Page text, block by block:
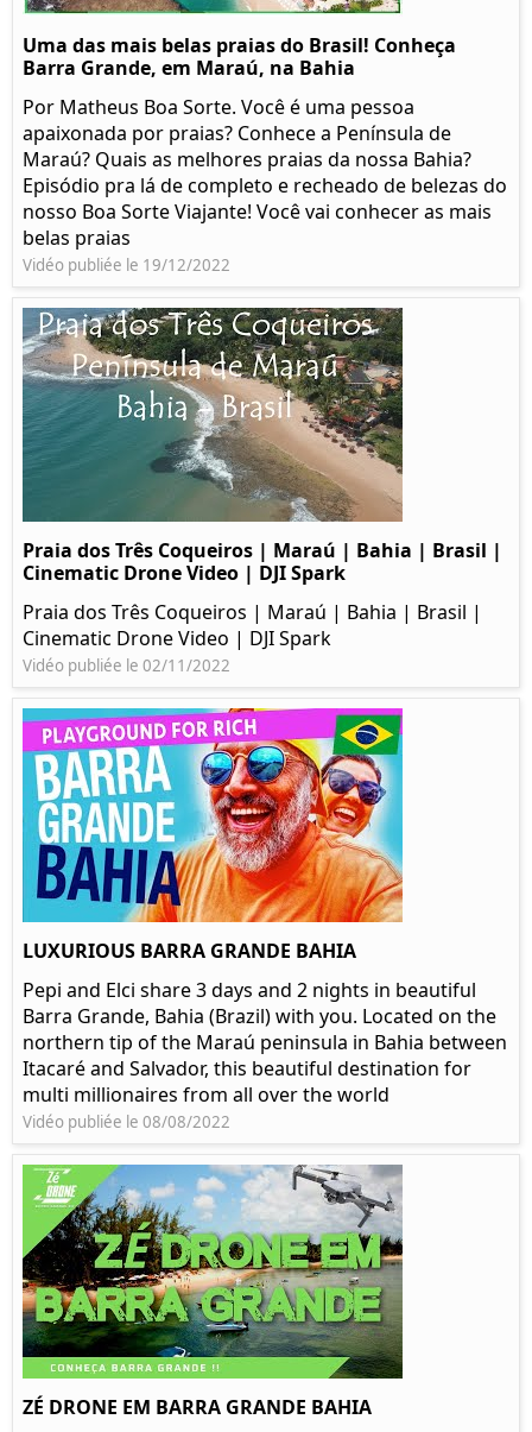
Uma das mais belas praias do Brasil! Conheça
Barra Grande, em Maraú, na Bahia
Por Matheus Boa Sorte. Você é uma pessoa
apaixonada por praias? Conhece a Península de
Maraú? Quais as melhores praias da nossa Bahia?
Episódio pra lá de completo e recheado de belezas do
nosso Boa Sorte Viajante! Você vai conhecer as mais
belas praias
Vidéo publiée le 19/12/2022
Praia dos Três Coqueiros | Maraú | Bahia | Brasil |
Cinematic Drone Video | DJI Spark
Praia dos Três Coqueiros | Maraú | Bahia | Brasil |
Cinematic Drone Video | DJI Spark
Vidéo publiée le 02/11/2022
LUXURIOUS BARRA GRANDE BAHIA
Pepi and Elci share 3 days and 2 nights in beautiful
Barra Grande, Bahia (Brazil) with you. Located on the
northern tip of the Maraú peninsula in Bahia between
Itacaré and Salvador, this beautiful destination for
multi millionaires from all over the world
Vidéo publiée le 08/08/2022
ZÉ DRONE EM BARRA GRANDE BAHIA